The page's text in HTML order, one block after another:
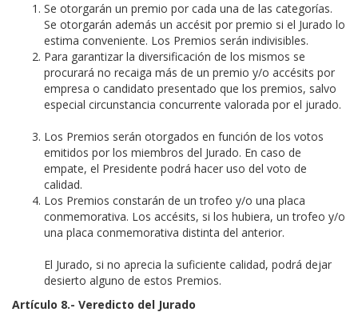
Se otorgarán un premio por cada una de las categorías.
Se otorgarán además un accésit por premio si el Jurado lo
estima conveniente. Los Premios serán indivisibles.
Para garantizar la diversificación de los mismos se
procurará no recaiga más de un premio y/o accésits por
empresa o candidato presentado que los premios, salvo
especial circunstancia concurrente valorada por el jurado.
Los Premios serán otorgados en función de los votos
emitidos por los miembros del Jurado. En caso de
empate, el Presidente podrá hacer uso del voto de
calidad.
Los Premios constarán de un trofeo y/o una placa
conmemorativa. Los accésits, si los hubiera, un trofeo y/o
una placa conmemorativa distinta del anterior.
El Jurado, si no aprecia la suficiente calidad, podrá dejar
desierto alguno de estos Premios.
Artículo 8.- Veredicto del Jurado